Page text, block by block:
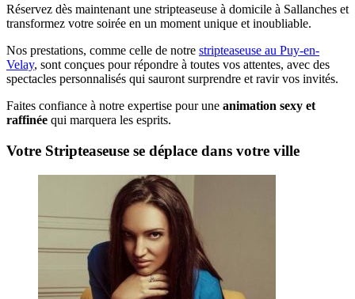
Réservez dès maintenant une stripteaseuse à domicile à Sallanches et
transformez votre soirée en un moment unique et inoubliable.
Nos prestations, comme celle de notre stripteaseuse au Puy-en-
Velay, sont conçues pour répondre à toutes vos attentes, avec des
spectacles personnalisés qui sauront surprendre et ravir vos invités.
Faites confiance à notre expertise pour une animation sexy et
raffinée qui marquera les esprits.
Votre Stripteaseuse se déplace dans votre ville